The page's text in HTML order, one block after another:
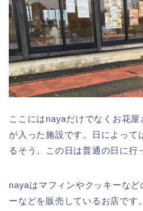
ここにはnayaだけでなくお花
が入った施設です。日によって
るそう。この日は普通の日に行
nayaはマフィンやクッキーなど
ーなどを販売しているお店です